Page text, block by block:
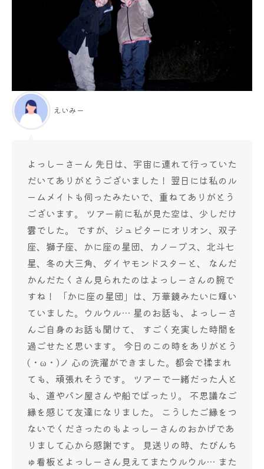
えいみー
よっしーさーん 先日は、宇宙に連れて行っていた
だいてありがとうございました！ 翌日には私のル
ームメイトも伺ったみたいで、重ねてありがとう
ございます。 ツアー前に私が見た空は、少しだけ
雲でした。 ですが、ジュピターにオリオン、双子
座、獅子座、かに座の星団、カノープス、北斗七
星、冬の大三角、ダイヤモンドスターと、 なんだ
かんだたくさん見られたのはよっしーさんの腕で
すね！ 「かに座の星団」は、万華鏡みたいに輝い
ていました。ウルウル… 星のお話も、よっしーさ
んご自身のお話も聞けて、 すごく充実した時間を
過ごせたと思います。 今日のこの時をありがとう
(・ω・)ノ 心の洗濯ができました。都会で揉まれ
ても、頑張れそうです。 ツアーで一緒だった人と
も、道やパン屋さんや船でばったり。 不思議なご
縁を感じて友達になりました。 こうしたご縁をつ
ないでくださったのもよっしーさんのおかげであ
りまして心から感謝です。 見送りの時、たびんち
ゅ看板とよっしーさん見えてまたウルウル… また